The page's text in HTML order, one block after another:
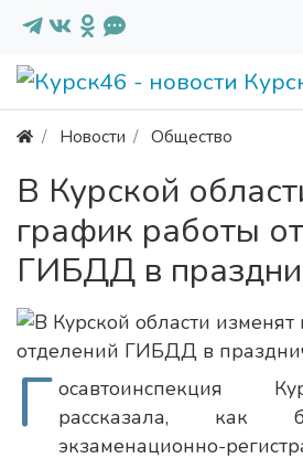
Новости Общество
В Курской
график работы
ГИБДД в
Г осавтоинспекция
рассказала, как
экзаменационно-